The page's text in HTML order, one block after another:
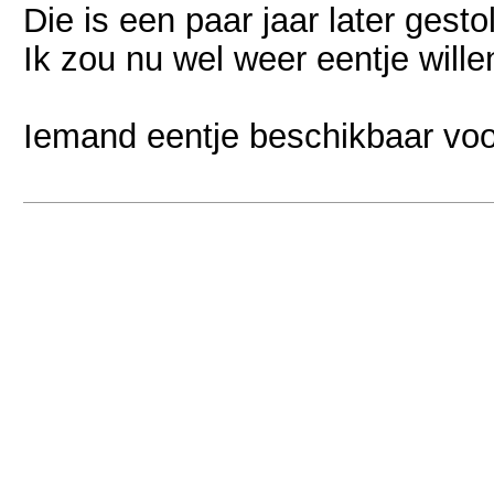
Die is een paar jaar later
Ik zou nu wel weer eentje
Iemand eentje beschikbaar